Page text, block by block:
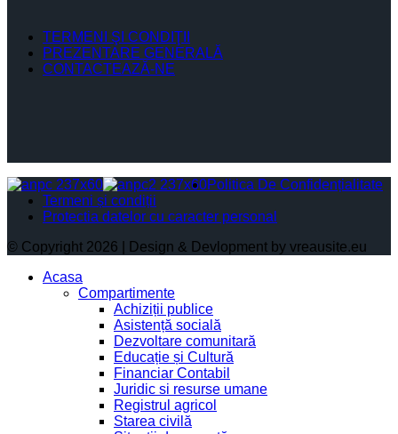
TERMENI ŞI CONDIŢII
PREZENTARE GENERALĂ
CONTACTEAZĂ-NE
Politica De Confidențialitate
Termeni și condiții
Protectia datelor cu caracter personal
© Copyright 2026 | Design & Devlopment by vreausite.eu
Acasa
Compartimente
Achiziții publice
Asistență socială
Dezvoltare comunitară
Educație și Cultură
Financiar Contabil
Juridic si resurse umane
Registrul agricol
Starea civilă